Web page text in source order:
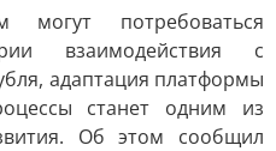
могут потребоваться
взаимодействия с
адаптация платформы
станет одним из
Об этом сообщил